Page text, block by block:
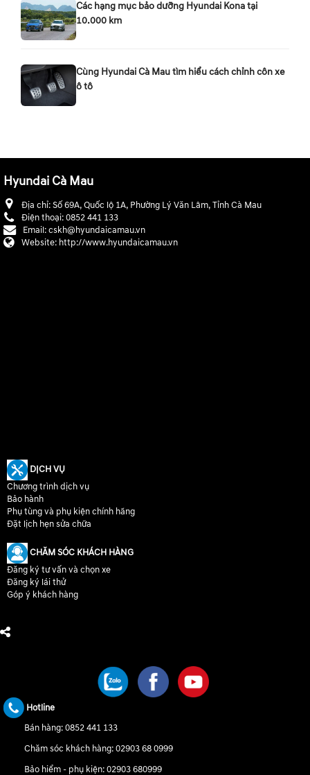
Các hạng mục bảo dưỡng Hyundai Kona tại
10.000 km
Cùng Hyundai Cà Mau tìm hiểu cách chỉnh côn xe
ô tô
Hyundai Cà Mau
Địa chỉ:Số 69A, Quốc lộ 1A, Phường Lý Văn Lâm, Tỉnh Cà Mau
Điện thoại:0852 441 133
Email:cskh@hyundaicamau.vn
Website: http://www.hyundaicamau.vn
DỊCH VỤ
Chương trình dịch vụ
Bảo hành
Phụ tùng và phụ kiện chính hãng
Đặt lịch hẹn sửa chữa
CHĂM SÓC KHÁCH HÀNG
Đăng ký tư vấn và chọn xe
Đăng ký lái thử
Góp ý khách hàng
Hotline
Bán hàng:0852 441 133
Chăm sóc khách hàng:02903 68 0999
Bảo hiểm - phụ kiện:02903 680999